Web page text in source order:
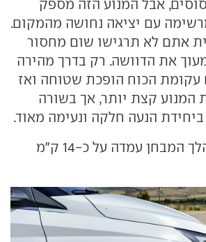
אבל המנוע הזה מספק
מרשימה עם יציאה נחושה מהמקום.
אתם לא תרגישו שום מחסור
את הדוושה. רק בדרך מהירה
עקומת הכוח הופכת שטוחה ואז
המנוע קצת יותר, אך בשורה
הנעה חלקה ונעימה מאוד.
צריכת הדלק במהלך המבחן עמדה על כ-14 ק"מ